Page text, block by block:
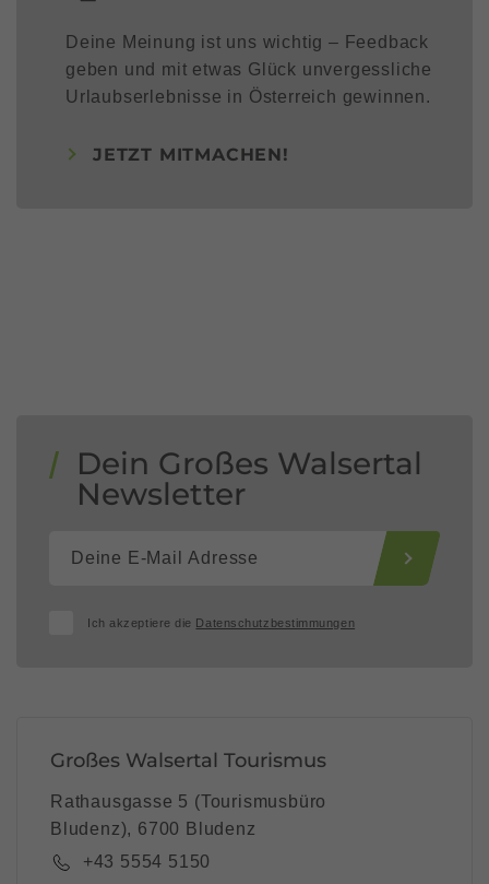
Deine Meinung ist uns wichtig – Feedback
geben und mit etwas Glück unvergessliche
Urlaubserlebnisse in Österreich gewinnen.
JETZT MITMACHEN!
Dein Großes Walsertal
Newsletter
Ich akzeptiere die Datenschutzbestimmungen
Großes Walsertal Tourismus
Rathausgasse 5 (Tourismusbüro
Bludenz), 6700 Bludenz
+43 5554 5150